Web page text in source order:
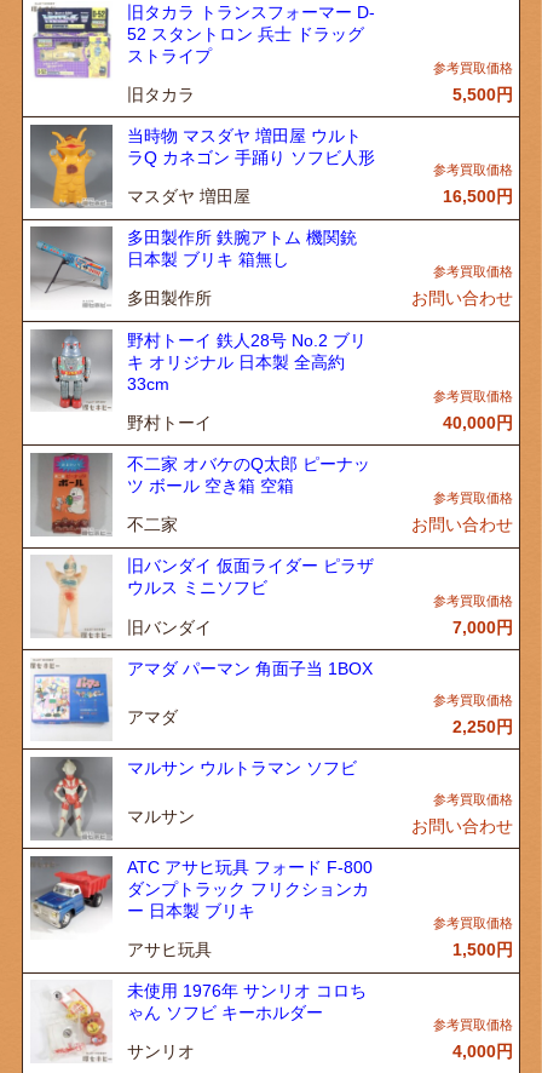
旧タカラ トランスフォーマー D-
52 スタントロン 兵士 ドラッグ
ストライプ
旧タカラ 5,500円
当時物 マスダヤ 増田屋 ウルト
ラQ カネゴン 手踊り ソフビ人形
マスダヤ 増田屋 16,500円
多田製作所 鉄腕アトム 機関銃
日本製 ブリキ 箱無し
多田製作所 お問い合わせ
野村トーイ 鉄人28号 No.2 ブリ
キ オリジナル 日本製 全高約
33cm
野村トーイ 40,000円
不二家 オバケのQ太郎 ピーナッ
ツ ボール 空き箱 空箱
不二家 お問い合わせ
旧バンダイ 仮面ライダー ピラザ
ウルス ミニソフビ
旧バンダイ 7,000円
アマダ パーマン 角面子当 1BOX
アマダ 2,250円
マルサン ウルトラマン ソフビ
マルサン お問い合わせ
ATC アサヒ玩具 フォード F-800
ダンプトラック フリクションカ
ー 日本製 ブリキ
アサヒ玩具 1,500円
未使用 1976年 サンリオ コロち
ゃん ソフビ キーホルダー
サンリオ 4,000円